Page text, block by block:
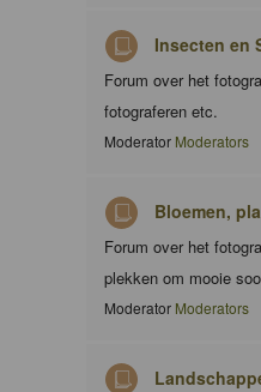
Insecten en
Forum over het
fotograferen etc.
Moderator Moderators
Bloemen,
Forum over het
plekken om mooie
Moderator Moderators